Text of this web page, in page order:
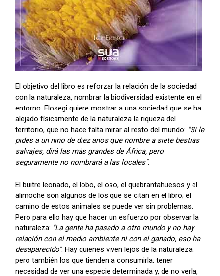
El objetivo del libro es reforzar la relación de la sociedad
con la naturaleza, nombrar la biodiversidad existente en el
entorno. Elosegi quiere mostrar a una sociedad que se ha
alejado físicamente de la naturaleza la riqueza del
territorio, que no hace falta mirar al resto del mundo: "Si le
pides a un niño de diez años que nombre a siete bestias
salvajes, dirá las más grandes de África, pero
seguramente no nombrará a las locales".
El buitre leonado, el lobo, el oso, el quebrantahuesos y el
alimoche son algunos de los que se citan en el libro; el
camino de estos animales se puede ver sin problemas.
Pero para ello hay que hacer un esfuerzo por observar la
naturaleza: "La gente ha pasado a otro mundo y no hay
relación con el medio ambiente ni con el ganado, eso ha
desaparecido". Hay quienes viven lejos de la naturaleza,
pero también los que tienden a consumirla: tener
necesidad de ver una especie determinada y, de no verla,